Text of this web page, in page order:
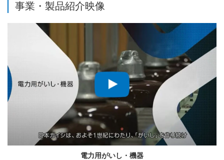
事業・製品紹介映像
モーダルウィンドウを開きます
電力用がいし・機器